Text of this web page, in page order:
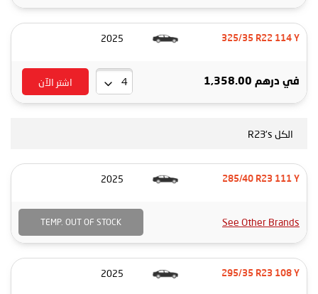
325/35 R22 114 Y
2025
في درهم 1,358.00 اشتر الآن
الكل R23's
285/40 R23 111 Y
2025
See Other Brands
TEMP. OUT OF STOCK
295/35 R23 108 Y
2025